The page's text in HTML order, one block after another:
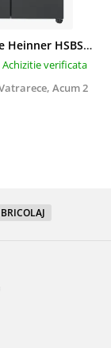
Side by Side Heinner HSBS-HM439NFINVDGWDE++, Total No Frost, Compresor Inverter, Dozator Apa, Display Touch LED, 439 L, Clasa E, Gri Antracit Texturat
Achizitie verificata
Acum 2
BRICOLAJ